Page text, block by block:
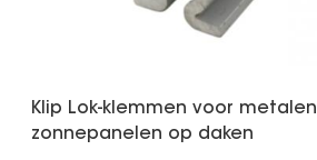
Klip Lok-klemmen voor metalen
zonnepanelen op daken